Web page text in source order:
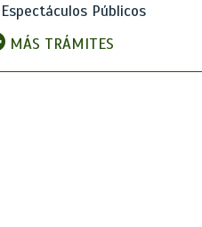
Espectáculos Públicos
MÁS TRÁMITES